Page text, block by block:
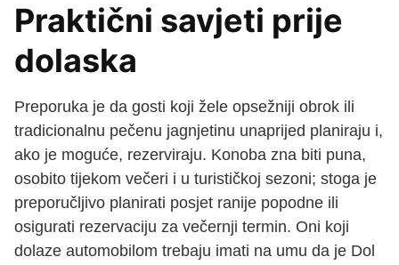
Praktični savjeti prije
dolaska
Preporuka je da gosti koji žele opsežniji obrok ili
tradicionalnu pečenu jagnjetinu unaprijed planiraju i,
ako je moguće, rezerviraju. Konoba zna biti puna,
osobito tijekom večeri i u turističkoj sezoni; stoga je
preporučljivo planirati posjet ranije popodne ili
osigurati rezervaciju za večernji termin. Oni koji
dolaze automobilom trebaju imati na umu da je Dol